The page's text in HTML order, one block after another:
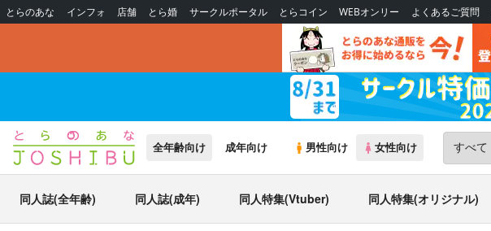
とらのあな インフォ 店舗 とら婚 サークルポータル とらコイン WEBオンリー よくあるご質問
全年齢向け 成年向け 男性向け 女性向け
同人誌(全年齢) 同人誌(成年) 同人特集(Vtuber) 同人特集(オリジナル)